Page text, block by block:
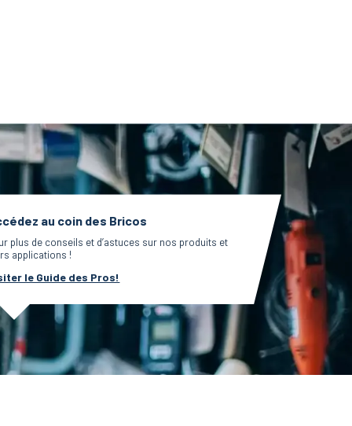
au coin des Bricos
plus de conseils et d’astuces sur nos produits et
applications !
le Guide des Pros!